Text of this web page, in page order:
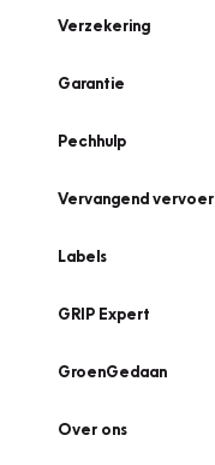
Verzekering
Garantie
Pechhulp
Vervangend vervoer
Labels
GRIP Expert
GroenGedaan
Over ons